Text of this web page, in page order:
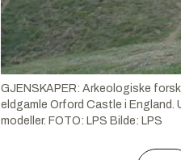
GJENSKAPER: Arkeologiske
eldgamle Orford Castle i
modeller. FOTO: LPS Bilde: LPS